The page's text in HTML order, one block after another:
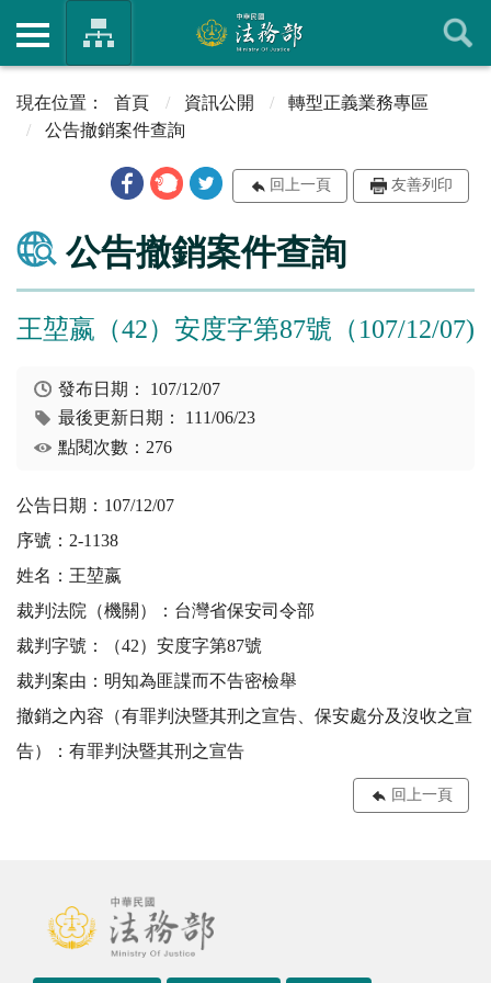
首頁 資訊公開
轉型正義業務專區
公告撤銷案件查詢
回上一頁 友善列印
公告撤銷案件查詢
王堃嬴（42）安度字第87號（107/12/07)
發布日期： 107/12/07
最後更新日期： 111/06/23
點閱次數：276
公告日期：107/12/07
序號：2-1138
姓名：王堃嬴
裁判法院（機關）：台灣省保安司令部
裁判字號：（42）安度字第87號
裁判案由：明知為匪諜而不告密檢舉
撤銷之內容（有罪判決暨其刑之宣告、保安處分及沒收之宣
告）：有罪判決暨其刑之宣告
回上一頁